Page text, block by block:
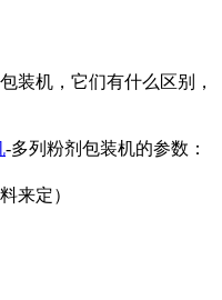
装机，它们有什么区别，
-多列粉剂包装机的参数：
来定）